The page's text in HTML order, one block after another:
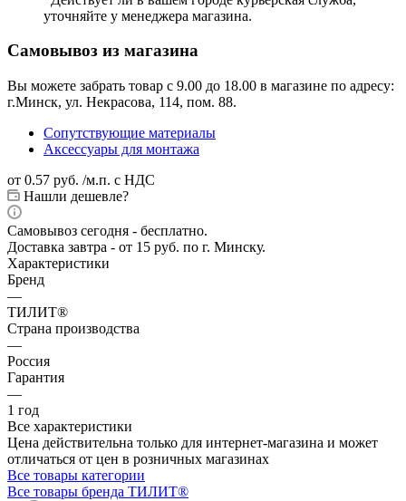
уточняйте у менеджера магазина.
Самовывоз из магазина
Вы можете забрать товар с 9.00 до 18.00 в магазине по адресу:
г.Минск, ул. Некрасова, 114, пом. 88.
Сопутствующие материалы
Аксессуары для монтажа
от 0.57 руб. /м.п. с НДС
Нашли дешевле?
Самовывоз сегодня - бесплатно.
Доставка завтра - от 15 руб. по г. Минску.
Характеристики
Бренд
—
ТИЛИТ®
Страна производства
—
Россия
Гарантия
—
1 год
Все характеристики
Цена действительна только для интернет-магазина и может
отличаться от цен в розничных магазинах
Все товары категории
Все товары бренда ТИЛИТ®